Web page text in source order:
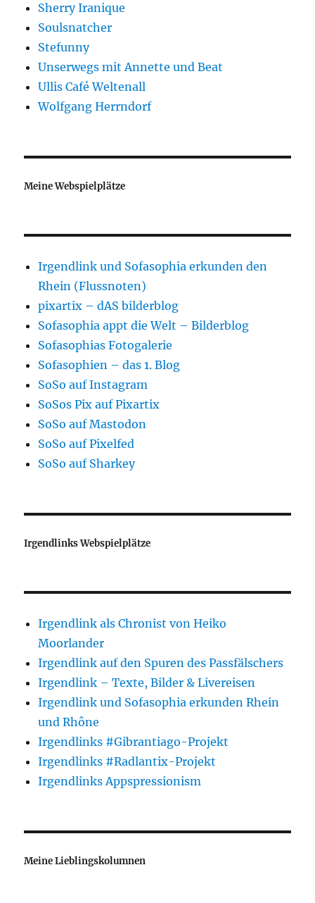
Sherry Iranique
Soulsnatcher
Stefunny
Unserwegs mit Annette und Beat
Ullis Café Weltenall
Wolfgang Herrndorf
Meine Webspielplätze
Irgendlink und Sofasophia erkunden den
Rhein (Flussnoten)
pixartix – dAS bilderblog
Sofasophia appt die Welt – Bilderblog
Sofasophias Fotogalerie
Sofasophien – das 1. Blog
SoSo auf Instagram
SoSos Pix auf Pixartix
SoSo auf Mastodon
SoSo auf Pixelfed
SoSo auf Sharkey
Irgendlinks Webspielplätze
Irgendlink als Chronist von Heiko
Moorlander
Irgendlink auf den Spuren des Passfälschers
Irgendlink – Texte, Bilder & Livereisen
Irgendlink und Sofasophia erkunden Rhein
und Rhône
Irgendlinks #Gibrantiago-Projekt
Irgendlinks #Radlantix-Projekt
Irgendlinks Appspressionism
Meine Lieblingskolumnen